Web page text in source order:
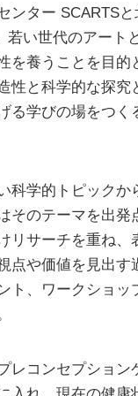
ンター SCARTS
若い世代のアート
を養うことを目的
性と科学的な探究
る学びの場をつく
科学的トピックか
そのテーマを出発
リサーチを重ね、
点や価値を見出す
ト、ワークショッ
レコンセプション